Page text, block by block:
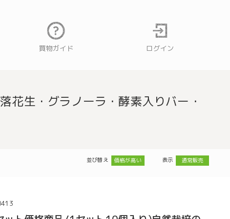
買物ガイド ログイン
花生・グラノーラ・酵素入りバー・
並び替え 価格が高い 表示 通常販売